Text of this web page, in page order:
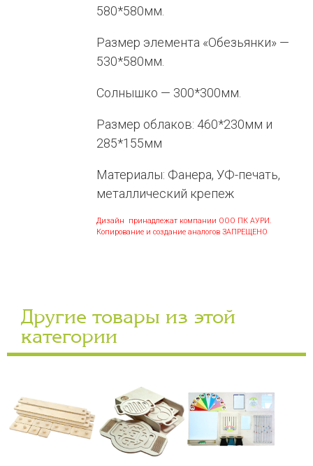
580*580мм.
Размер элемента «Обезьянки» —
530*580мм.
Солнышко — 300*300мм.
Размер облаков: 460*230мм и
285*155мм
Материалы: Фанера, УФ-печать,
металлический крепеж
Дизайн принадлежат компании ООО ПК АУРИ.
Копирование и создание аналогов ЗАПРЕЩЕНО
Другие товары из этой
категории